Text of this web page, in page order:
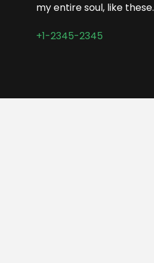
my entire soul, like these.
+1-2345-2345